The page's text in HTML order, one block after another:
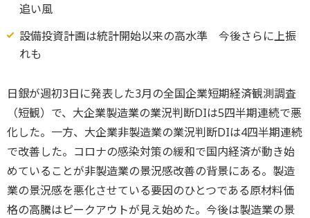
追い風
設備投資計画は統計開始以来の高水準 今後さらに上振
れも
日銀が週初3日に発表した3月の全国企業短期経済観測調査
（短観）で、大企業製造業の業況判断DIは5四半期連続で悪
化した。一方、大企業非製造業の業況判断DIは4四半期連続
で改善した。コロナの感染対策の緩和で国内経済が動き始
めていることが非製造業の景況感改善の背景にある。製造
業の景況感を悪化させている要因のひとつである原材料価
格の高騰はピークアウトが見え始めた。今後は製造業の景